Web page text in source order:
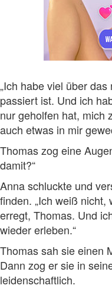
„Ich habe viel über
passiert ist. Und ich
nur geholfen hat, mich
auch etwas in mir
Thomas zog eine
damit?“
Anna schluckte und
finden. „Ich weiß
erregt, Thomas. Und
wieder erleben.“
Thomas sah sie einen
Dann zog er sie in
leidenschaftlich.